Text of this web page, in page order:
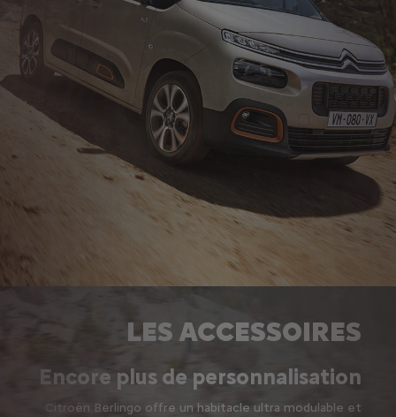
LES ACCESSOIRES
Encore plus de personnalisation
Citroën Berlingo offre un habitacle ultra modulable et